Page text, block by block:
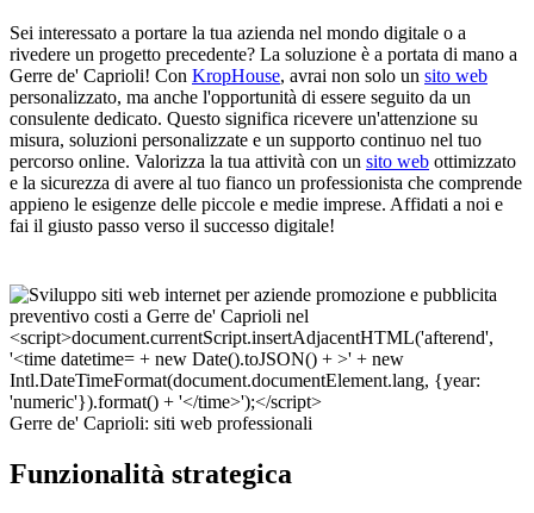
Sei interessato a portare la tua azienda nel mondo digitale o a
rivedere un progetto precedente? La soluzione è a portata di mano a
Gerre de' Caprioli! Con KropHouse, avrai non solo un sito web
personalizzato, ma anche l'opportunità di essere seguito da un
consulente dedicato. Questo significa ricevere un'attenzione su
misura, soluzioni personalizzate e un supporto continuo nel tuo
percorso online. Valorizza la tua attività con un sito web ottimizzato
e la sicurezza di avere al tuo fianco un professionista che comprende
appieno le esigenze delle piccole e medie imprese. Affidati a noi e
fai il giusto passo verso il successo digitale!
Gerre de' Caprioli: siti web professionali
Funzionalità strategica